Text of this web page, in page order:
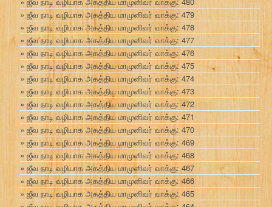
ஜீவ நாடி வழியாக அகத்திய மாமுனிவர் வாக்கு: 479
ஜீவ நாடி வழியாக அகத்திய மாமுனிவர் வாக்கு: 478
ஜீவ நாடி வழியாக அகத்திய மாமுனிவர் வாக்கு: 477
ஜீவ நாடி வழியாக அகத்திய மாமுனிவர் வாக்கு: 476
ஜீவ நாடி வழியாக அகத்திய மாமுனிவர் வாக்கு: 475
ஜீவ நாடி வழியாக அகத்திய மாமுனிவர் வாக்கு: 474
ஜீவ நாடி வழியாக அகத்திய மாமுனிவர் வாக்கு: 473
ஜீவ நாடி வழியாக அகத்திய மாமுனிவர் வாக்கு: 472
ஜீவ நாடி வழியாக அகத்திய மாமுனிவர் வாக்கு: 471
ஜீவ நாடி வழியாக அகத்திய மாமுனிவர் வாக்கு: 470
ஜீவ நாடி வழியாக அகத்திய மாமுனிவர் வாக்கு: 469
ஜீவ நாடி வழியாக அகத்திய மாமுனிவர் வாக்கு: 468
ஜீவ நாடி வழியாக அகத்திய மாமுனிவர் வாக்கு: 467
ஜீவ நாடி வழியாக அகத்திய மாமுனிவர் வாக்கு: 466
ஜீவ நாடி வழியாக அகத்திய மாமுனிவர் வாக்கு: 465